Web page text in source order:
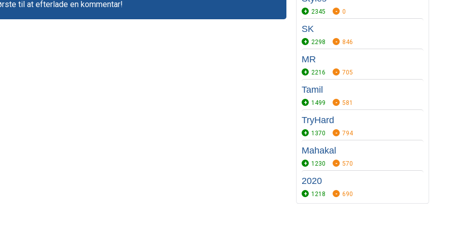
til at efterlade en kommentar!
2345 0
SK
2298 846
MR
2216 705
Tamil
1499 581
TryHard
1370 794
Mahakal
1230 570
2020
1218 690